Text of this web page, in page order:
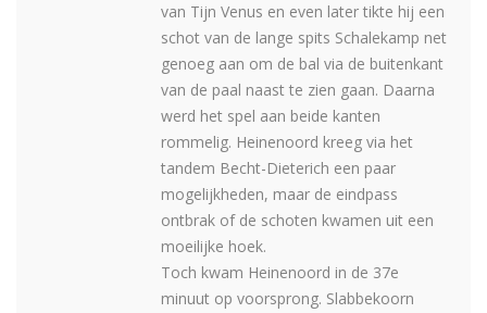
van Tijn Venus en even later tikte hij een
schot van de lange spits Schalekamp net
genoeg aan om de bal via de buitenkant
van de paal naast te zien gaan. Daarna
werd het spel aan beide kanten
rommelig. Heinenoord kreeg via het
tandem Becht-Dieterich een paar
mogelijkheden, maar de eindpass
ontbrak of de schoten kwamen uit een
moeilijke hoek.
Toch kwam Heinenoord in de 37e
minuut op voorsprong. Slabbekoorn